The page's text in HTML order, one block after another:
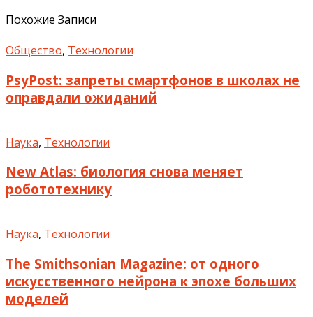
Похожие Записи
Общество, Технологии
PsyPost: запреты смартфонов в школах не
оправдали ожиданий
Наука, Технологии
New Atlas: биология снова меняет
робототехнику
Наука, Технологии
The Smithsonian Magazine: от одного
искусственного нейрона к эпохе больших
моделей